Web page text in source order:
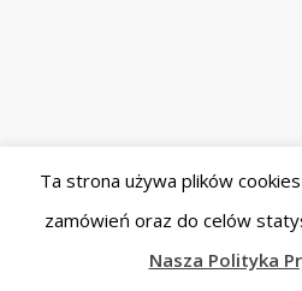
Ta strona używa plików
zamówień oraz do celów
Nasza Polityka